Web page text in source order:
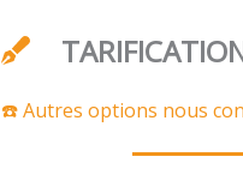
☎️ Autres options nous